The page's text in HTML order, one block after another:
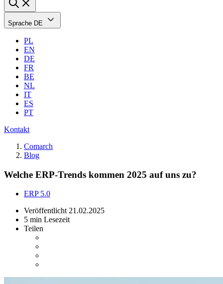
Sprache DE
PL
EN
DE
FR
BE
NL
IT
ES
PT
Kontakt
Comarch
Blog
Welche ERP-Trends kommen 2025 auf uns zu?
ERP 5.0
Veröffentlicht21.02.2025
5 min Lesezeit
Teilen